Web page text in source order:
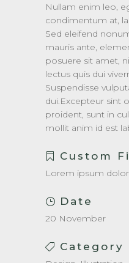
Nullam enim leo,
condimentum at,
Sed eleifend
mauris ante,
posuere sit amet,
lectus quis dui
Suspendisse
dui.Excepteur sint
proident, sunt in
mollit anim id est
Custom
Lorem ipsum
Date
20 November
Category